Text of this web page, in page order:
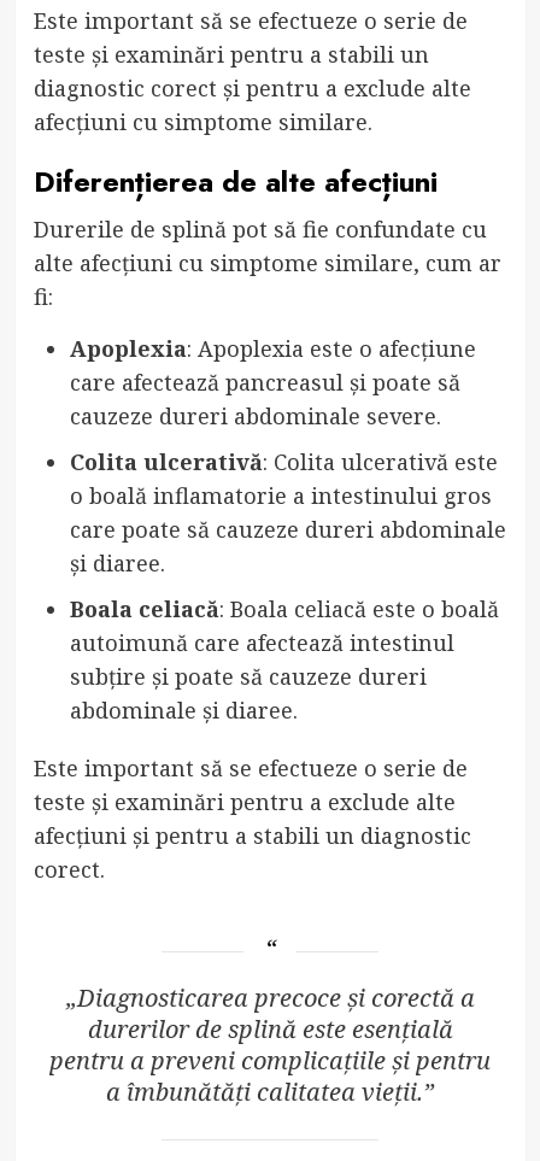
Este important să se efectueze o serie de
teste și examinări pentru a stabili un
diagnostic corect și pentru a exclude alte
afecțiuni cu simptome similare.
Diferențierea de alte afecțiuni
Durerile de splină pot să fie confundate cu
alte afecțiuni cu simptome similare, cum ar
fi:
Apoplexia: Apoplexia este o afecțiune
care afectează pancreasul și poate să
cauzeze dureri abdominale severe.
Colita ulcerativă: Colita ulcerativă este
o boală inflamatorie a intestinului gros
care poate să cauzeze dureri abdominale
și diaree.
Boala celiacă: Boala celiacă este o boală
autoimună care afectează intestinul
subțire și poate să cauzeze dureri
abdominale și diaree.
Este important să se efectueze o serie de
teste și examinări pentru a exclude alte
afecțiuni și pentru a stabili un diagnostic
corect.
„Diagnosticarea precoce și corectă a
durerilor de splină este esențială
pentru a preveni complicațiile și pentru
a îmbunătăți calitatea vieții.”